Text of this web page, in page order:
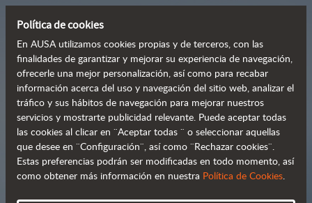
Carretillas todoterreno
robustas y avanzadas
Catálogo
Política de cookies
En AUSA utilizamos cookies propias y de terceros, con las
finalidades de garantizar y mejorar su experiencia de navegación,
ofrecerle una mejor personalización, así como para recabar
información acerca del uso y navegación del sitio web, analizar el
tráfico y sus hábitos de navegación para mejorar nuestros
servicios y mostrarte publicidad relevante. Puede aceptar todas
las cookies al clicar en ¨Aceptar todas ¨ o seleccionar aquellas
que desee en ¨Configuración¨, así como ¨Rechazar cookies¨.
Estas preferencias podrán ser modificadas en todo momento, así
como obtener más información en nuestra Política de Cookies.